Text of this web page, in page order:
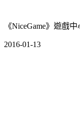
《NiceGame》遊戲
2016-01-13